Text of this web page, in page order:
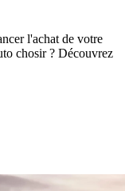
l'achat de votre
chosir ? Découvrez